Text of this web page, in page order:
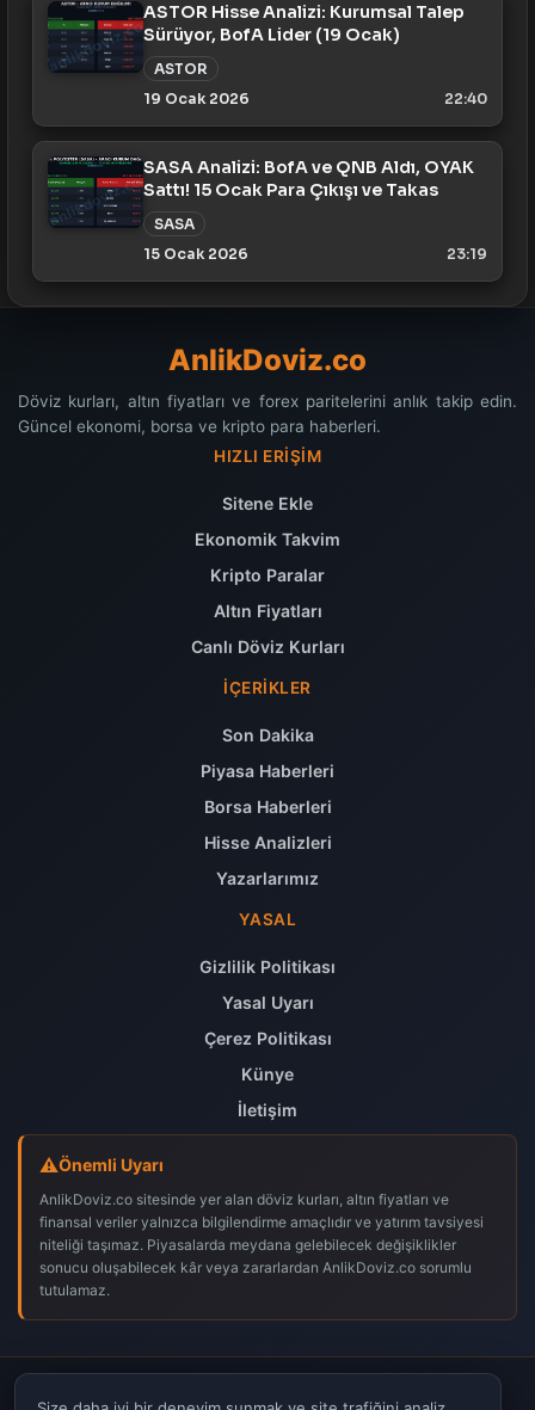
ASTOR Hisse Analizi: Kurumsal Talep
Sürüyor, BofA Lider (19 Ocak)
ASTOR
19 Ocak 2026
22:40
SASA Analizi: BofA ve QNB Aldı, OYAK
Sattı! 15 Ocak Para Çıkışı ve Takas
SASA
15 Ocak 2026
23:19
AnlikDoviz.co
Döviz kurları, altın fiyatları ve forex paritelerini anlık takip edin.
Güncel ekonomi, borsa ve kripto para haberleri.
HIZLI ERIŞIM
Sitene Ekle
Ekonomik Takvim
Kripto Paralar
Altın Fiyatları
Canlı Döviz Kurları
İÇERIKLER
Son Dakika
Piyasa Haberleri
Borsa Haberleri
Hisse Analizleri
Yazarlarımız
YASAL
Gizlilik Politikası
Yasal Uyarı
Çerez Politikası
Künye
İletişim
Önemli Uyarı
AnlikDoviz.co sitesinde yer alan döviz kurları, altın fiyatları ve
finansal veriler yalnızca bilgilendirme amaçlıdır ve yatırım tavsiyesi
niteliği taşımaz. Piyasalarda meydana gelebilecek değişiklikler
sonucu oluşabilecek kâr veya zararlardan AnlikDoviz.co sorumlu
tutulamaz.